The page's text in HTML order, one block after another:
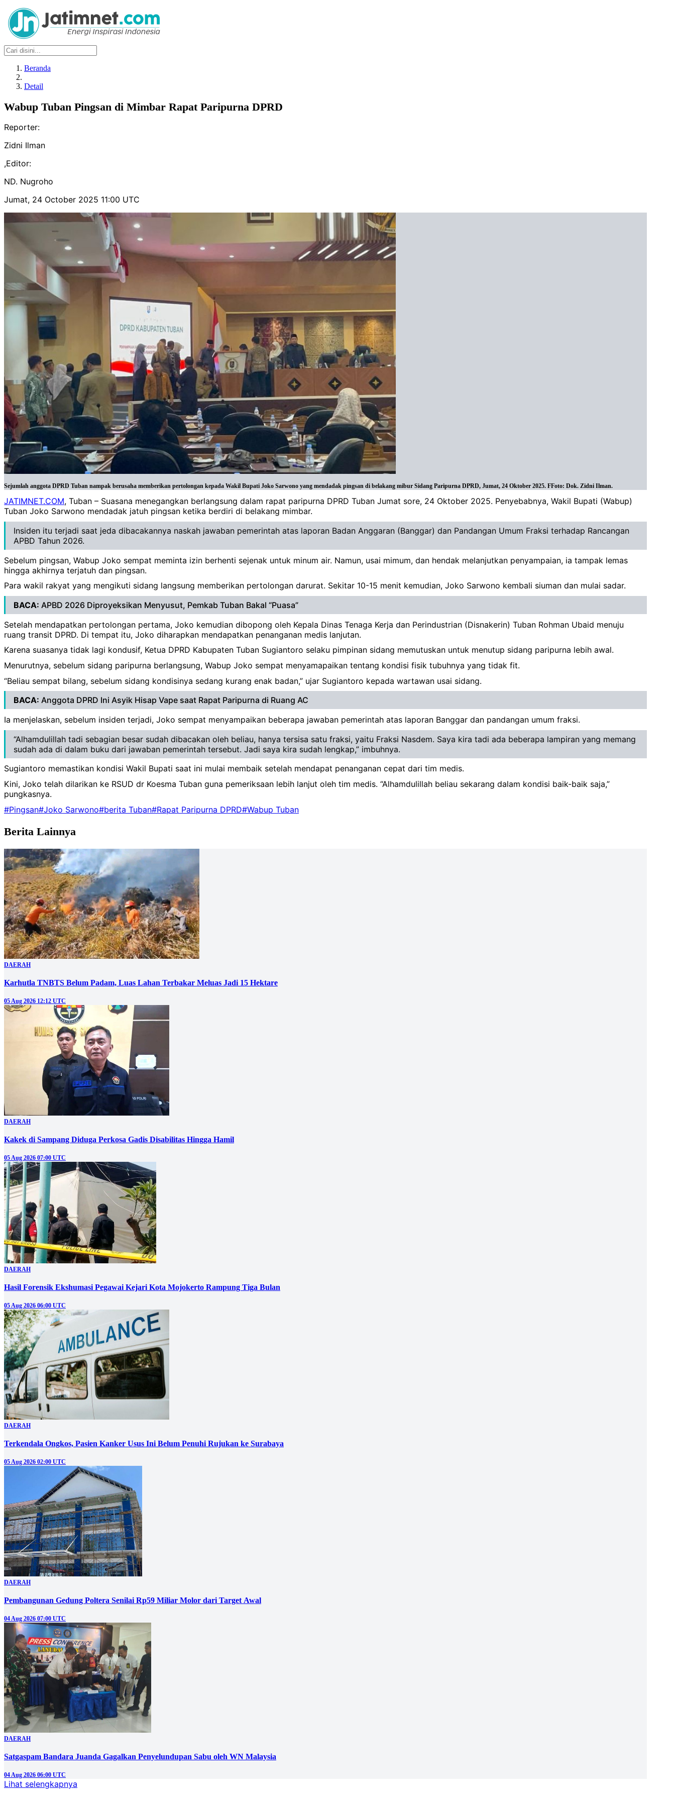
Beranda
Detail
Wabup Tuban Pingsan di Mimbar Rapat Paripurna DPRD
Reporter:
Zidni Ilman
,Editor:
ND. Nugroho
Jumat, 24 October 2025 11:00 UTC
Sejumlah anggota DPRD Tuban nampak berusaha memberikan pertolongan kepada Wakil Bupati Joko Sarwono yang mendadak pingsan di belakang mibur Sidang Paripurna DPRD, Jumat, 24 Oktober 2025. FFoto: Dok. Zidni Ilman.
JATIMNET.COM, Tuban – Suasana menegangkan berlangsung dalam rapat paripurna DPRD Tuban Jumat sore, 24 Oktober 2025. Penyebabnya, Wakil Bupati (Wabup)
Tuban Joko Sarwono mendadak jatuh pingsan ketika berdiri di belakang mimbar.
Insiden itu terjadi saat jeda dibacakannya naskah jawaban pemerintah atas laporan Badan Anggaran (Banggar) dan Pandangan Umum Fraksi terhadap Rancangan
APBD Tahun 2026.
Sebelum pingsan, Wabup Joko sempat meminta izin berhenti sejenak untuk minum air. Namun, usai mimum, dan hendak melanjutkan penyampaian, ia tampak lemas
hingga akhirnya terjatuh dan pingsan.
Para wakil rakyat yang mengikuti sidang langsung memberikan pertolongan darurat. Sekitar 10-15 menit kemudian, Joko Sarwono kembali siuman dan mulai sadar.
BACA: APBD 2026 Diproyeksikan Menyusut, Pemkab Tuban Bakal “Puasa”
Setelah mendapatkan pertolongan pertama, Joko kemudian dibopong oleh Kepala Dinas Tenaga Kerja dan Perindustrian (Disnakerin) Tuban Rohman Ubaid menuju
ruang transit DPRD. Di tempat itu, Joko diharapkan mendapatkan penanganan medis lanjutan.
Karena suasanya tidak lagi kondusif, Ketua DPRD Kabupaten Tuban Sugiantoro selaku pimpinan sidang memutuskan untuk menutup sidang paripurna lebih awal.
Menurutnya, sebelum sidang paripurna berlangsung, Wabup Joko sempat menyamapaikan tentang kondisi fisik tubuhnya yang tidak fit.
“Beliau sempat bilang, sebelum sidang kondisinya sedang kurang enak badan,” ujar Sugiantoro kepada wartawan usai sidang.
BACA: Anggota DPRD Ini Asyik Hisap Vape saat Rapat Paripurna di Ruang AC
Ia menjelaskan, sebelum insiden terjadi, Joko sempat menyampaikan beberapa jawaban pemerintah atas laporan Banggar dan pandangan umum fraksi.
“Alhamdulillah tadi sebagian besar sudah dibacakan oleh beliau, hanya tersisa satu fraksi, yaitu Fraksi Nasdem. Saya kira tadi ada beberapa lampiran yang memang
sudah ada di dalam buku dari jawaban pemerintah tersebut. Jadi saya kira sudah lengkap,” imbuhnya.
Sugiantoro memastikan kondisi Wakil Bupati saat ini mulai membaik setelah mendapat penanganan cepat dari tim medis.
Kini, Joko telah dilarikan ke RSUD dr Koesma Tuban guna pemeriksaan lebih lanjut oleh tim medis. “Alhamdulillah beliau sekarang dalam kondisi baik-baik saja,”
pungkasnya.
#Pingsan#Joko Sarwono#berita Tuban#Rapat Paripurna DPRD#Wabup Tuban
Berita Lainnya
DAERAH
Karhutla TNBTS Belum Padam, Luas Lahan Terbakar Meluas Jadi 15 Hektare
05 Aug 2026 12:12 UTC
DAERAH
Kakek di Sampang Diduga Perkosa Gadis Disabilitas Hingga Hamil
05 Aug 2026 07:00 UTC
DAERAH
Hasil Forensik Ekshumasi Pegawai Kejari Kota Mojokerto Rampung Tiga Bulan
05 Aug 2026 06:00 UTC
DAERAH
Terkendala Ongkos, Pasien Kanker Usus Ini Belum Penuhi Rujukan ke Surabaya
05 Aug 2026 02:00 UTC
DAERAH
Pembangunan Gedung Poltera Senilai Rp59 Miliar Molor dari Target Awal
04 Aug 2026 07:00 UTC
DAERAH
Satgaspam Bandara Juanda Gagalkan Penyelundupan Sabu oleh WN Malaysia
04 Aug 2026 06:00 UTC
Lihat selengkapnya